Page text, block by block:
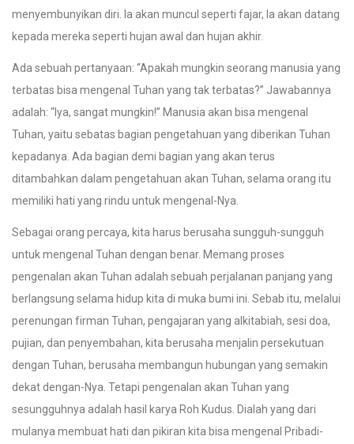
menyembunyikan diri. Ia akan muncul seperti fajar, Ia akan datang
kepada mereka seperti hujan awal dan hujan akhir.
Ada sebuah pertanyaan: “Apakah mungkin seorang manusia yang
terbatas bisa mengenal Tuhan yang tak terbatas?” Jawabannya
adalah: “Iya, sangat mungkin!” Manusia akan bisa mengenal
Tuhan, yaitu sebatas bagian pengetahuan yang diberikan Tuhan
kepadanya. Ada bagian demi bagian yang akan terus
ditambahkan dalam pengetahuan akan Tuhan, selama orang itu
memiliki hati yang rindu untuk mengenal-Nya.
Sebagai orang percaya, kita harus berusaha sungguh-sungguh
untuk mengenal Tuhan dengan benar. Memang proses
pengenalan akan Tuhan adalah sebuah perjalanan panjang yang
berlangsung selama hidup kita di muka bumi ini. Sebab itu, melalui
perenungan firman Tuhan, pengajaran yang alkitabiah, sesi doa,
pujian, dan penyembahan, kita berusaha menjalin persekutuan
dengan Tuhan, berusaha membangun hubungan yang semakin
dekat dengan-Nya. Tetapi pengenalan akan Tuhan yang
sesungguhnya adalah hasil karya Roh Kudus. Dialah yang dari
mulanya membuat hati dan pikiran kita bisa mengenal Pribadi-